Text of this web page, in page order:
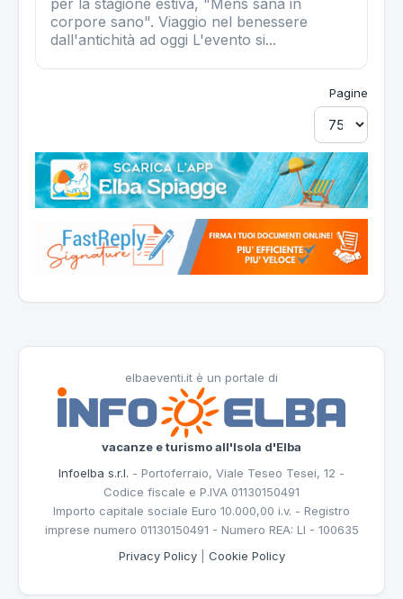
per la stagione estiva, "Mens sana in
corpore sano". Viaggio nel benessere
dall'antichità ad oggi L'evento si...
Pagine
elbaeventi.it è un portale di
vacanze e turismo all'Isola d'Elba
Infoelba s.r.l. - Portoferraio, Viale Teseo Tesei, 12 -
Codice fiscale e P.IVA 01130150491
Importo capitale sociale Euro 10.000,00 i.v. - Registro
imprese numero 01130150491 - Numero REA: LI - 100635
Privacy Policy| Cookie Policy